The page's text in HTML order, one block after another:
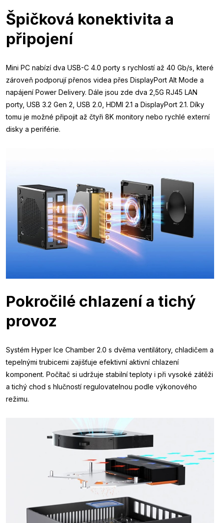
Špičková konektivita a
připojení
Mini PC nabízí dva USB-C 4.0 porty s rychlostí až 40 Gb/s, které
zároveň podporují přenos videa přes DisplayPort Alt Mode a
napájení Power Delivery. Dále jsou zde dva 2,5G RJ45 LAN
porty, USB 3.2 Gen 2, USB 2.0, HDMI 2.1 a DisplayPort 2.1. Díky
tomu je možné připojit až čtyři 8K monitory nebo rychlé externí
disky a periférie.
Pokročilé chlazení a tichý
provoz
Systém Hyper Ice Chamber 2.0 s dvěma ventilátory, chladičem a
tepelnými trubicemi zajišťuje efektivní aktivní chlazení
komponent. Počítač si udržuje stabilní teploty i při vysoké zátěži
a tichý chod s hlučností regulovatelnou podle výkonového
režimu.